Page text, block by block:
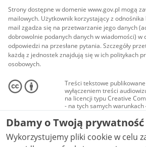
Strony dostępne w domenie www.gov.pl mogą
mailowych. Użytkownik korzystający z
mail zgadza się na przetwarzanie jego danych
dobrowolnie podanych danych w wiadomości) w
odpowiedzi na przesłane pytania. Szczegóły
każdą z jednostek znajdują się w ich politykach
osobowych.
Treści tekstowe
wyłączeniem treści
na licencji typu Creative
- na tych samych warunkach
Materiały audiowizualne, w
audio i wideo, są
Creative Commons: uznanie
niekomercyjne - bez utworów
NC-ND 4.0), o ile nie jest to
Dbamy o Twoją prywatność
Wykorzystujemy pliki cookie w celu